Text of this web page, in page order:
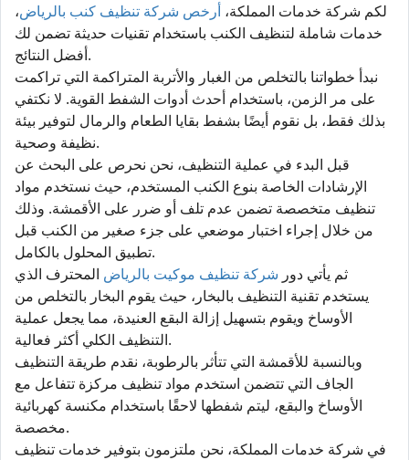
لكم شركة خدمات المملكة، أرخص شركة تنظيف كنب بالرياض،
خدمات شاملة لتنظيف الكنب باستخدام تقنيات حديثة تضمن لك
أفضل النتائج.
نبدأ خطواتنا بالتخلص من الغبار والأتربة المتراكمة التي تراكمت
على مر الزمن، باستخدام أحدث أدوات الشفط القوية. لا نكتفي
بذلك فقط، بل نقوم أيضًا بشفط بقايا الطعام والرمال لتوفير بيئة
نظيفة وصحية.
قبل البدء في عملية التنظيف، نحن نحرص على البحث عن
الإرشادات الخاصة بنوع الكنب المستخدم، حيث نستخدم مواد
تنظيف متخصصة تضمن عدم تلف أو ضرر على الأقمشة. وذلك
من خلال إجراء اختبار موضعي على جزء صغير من الكنب قبل
تطبيق المحلول بالكامل.
ثم يأتي دور شركة تنظيف موكيت بالرياض المحترف الذي
يستخدم تقنية التنظيف بالبخار، حيث يقوم البخار بالتخلص من
الأوساخ ويقوم بتسهيل إزالة البقع العنيدة، مما يجعل عملية
التنظيف الكلي أكثر فعالية.
وبالنسبة للأقمشة التي تتأثر بالرطوبة، نقدم طريقة التنظيف
الجاف التي تتضمن استخدم مواد تنظيف مركزة تتفاعل مع
الأوساخ والبقع، ليتم شفطها لاحقًا باستخدام مكنسة كهربائية
مخصصة.
في شركة خدمات المملكة، نحن ملتزمون بتوفير خدمات تنظيف